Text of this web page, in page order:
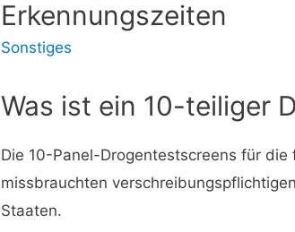
Erkennungszeiten
Sonstiges
Was ist ein 10-teiliger
Die 10-Panel-Drogentestscreens für die
missbrauchten
Staaten.